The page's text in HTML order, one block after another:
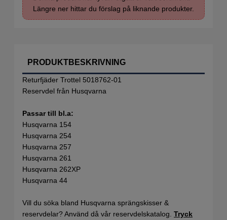
Längre ner hittar du förslag på liknande produkter.
PRODUKTBESKRIVNING
Returfjäder Trottel 5018762-01
Reservdel från Husqvarna
Passar till bl.a:
Husqvarna 154
Husqvarna 254
Husqvarna 257
Husqvarna 261
Husqvarna 262XP
Husqvarna 44
Vill du söka bland Husqvarna sprängskisser &
reservdelar? Använd då vår reservdelskatalog. Tryck